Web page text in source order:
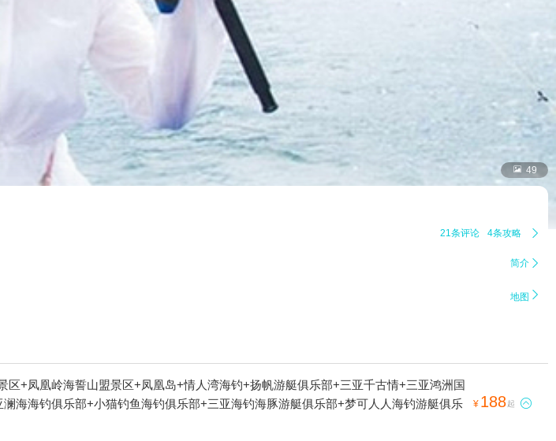
 49
21条评论 4条攻略 
简介 
地图 
+凤凰岭海誓山盟景区+凤凰岛+情人湾海钓+扬帆游艇俱乐部+三亚千古情+三亚鸿洲国
海海钓俱乐部+小猫钓鱼海钓俱乐部+三亚海钓海豚游艇俱乐部+梦可人人海钓游艇俱乐
¥ 188起 